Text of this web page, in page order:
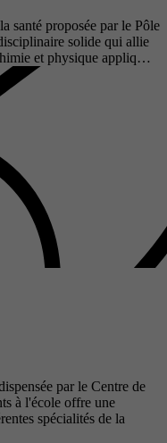
santé proposée par le Pôle
solide qui allie
et physique appliq…
par le Centre de
à l'école offre une
spécialités de la